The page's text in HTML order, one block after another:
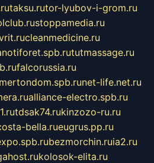
taksu.rutor-lyubov-i-grom.ru
stoppamedia.ru
cleanmedicine.ru
tutmassage.ru
falcorussia.ru
net-life.net.ru
alliance-electro.spb.ru
tdsak74.rukinzozo-ru.ru
bella.rueugrus.pp.ru
bezmorchin.ruia2.ru
kolosok-elita.ru